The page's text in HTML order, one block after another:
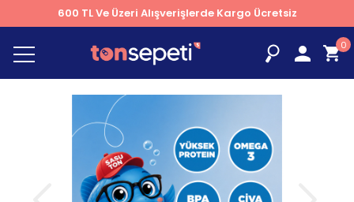
600 TL Ve Üzeri Alışverişlerde Kargo Ücretsiz
0